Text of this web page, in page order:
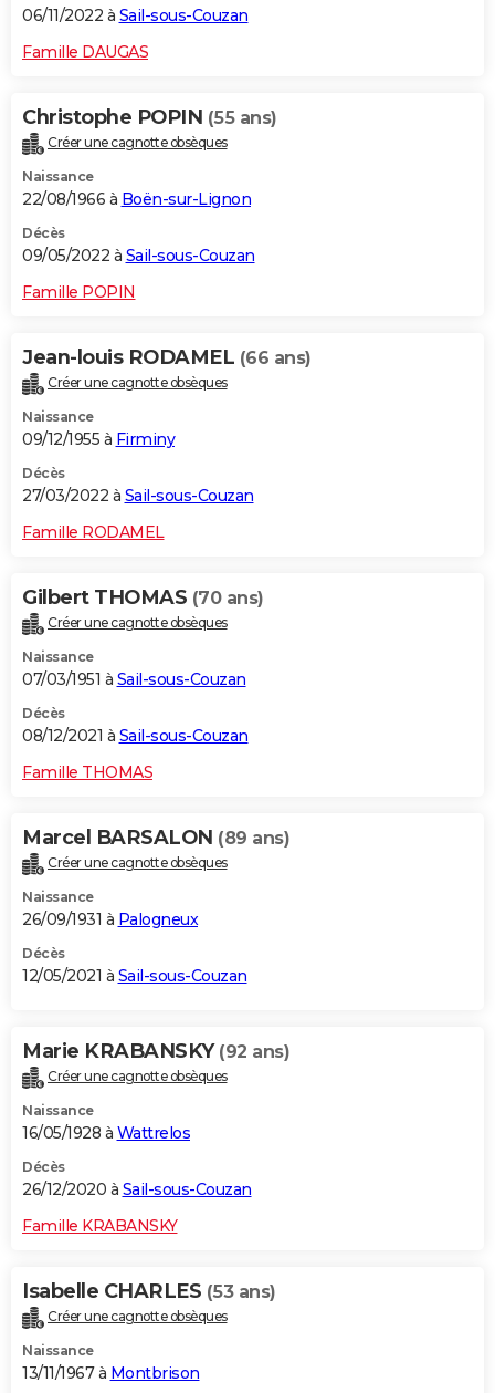
06/11/2022 à Sail-sous-Couzan
Famille DAUGAS
Christophe POPIN (55 ans)
Créer une cagnotte obsèques
Naissance
22/08/1966 à Boën-sur-Lignon
Décès
09/05/2022 à Sail-sous-Couzan
Famille POPIN
Jean-louis RODAMEL (66 ans)
Créer une cagnotte obsèques
Naissance
09/12/1955 à Firminy
Décès
27/03/2022 à Sail-sous-Couzan
Famille RODAMEL
Gilbert THOMAS (70 ans)
Créer une cagnotte obsèques
Naissance
07/03/1951 à Sail-sous-Couzan
Décès
08/12/2021 à Sail-sous-Couzan
Famille THOMAS
Marcel BARSALON (89 ans)
Créer une cagnotte obsèques
Naissance
26/09/1931 à Palogneux
Décès
12/05/2021 à Sail-sous-Couzan
Marie KRABANSKY (92 ans)
Créer une cagnotte obsèques
Naissance
16/05/1928 à Wattrelos
Décès
26/12/2020 à Sail-sous-Couzan
Famille KRABANSKY
Isabelle CHARLES (53 ans)
Créer une cagnotte obsèques
Naissance
13/11/1967 à Montbrison